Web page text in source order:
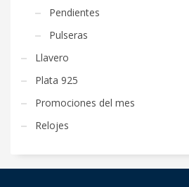
Pendientes
Pulseras
Llavero
Plata 925
Promociones del mes
Relojes